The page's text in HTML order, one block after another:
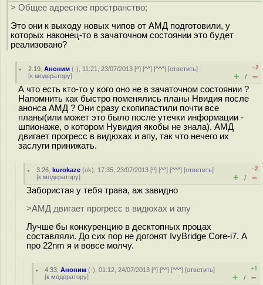
> Общее адресное пространство;
Это они к выходу новых чипов от АМД подготовили, у
которых наконец-то в зачаточном состоянии это будет
реализовано?
2.19 ,Аноним (-), 11:21, 23/07/2013 [^] [^^] [^^^] [ответить]
[к модератору]
–2
+ / –
А что есть кто-то у кого оно не в зачаточном состоянии ?
Напомнить как быстро поменялись планы Нвидия после
анонса АМД ? Они сразу скопипастили почти все
планы(или может это было после утечки информации -
шпионаже, о котором Нувидия якобы не знала). АМД
двигает прогресс в видюхах и апу, так что нечего их
заслуги принижать.
3.26 ,kurokaze (ok), 17:35, 23/07/2013 [^] [^^] [^^^] [ответить]
[к модератору]
–2
+ / –
Забористая у тебя трава, аж завидно
>АМД двигает прогресс в видюхах и апу
Лучше бы конкуренцию в десктопных процах
составляли. До сих пор не догонят IvyBridge Core-i7. А
про 22nm я и вовсе молчу.
4.33 ,Аноним (-), 01:12, 24/07/2013 [^] [^^] [^^^] [ответить]
[к модератору]
+1
+ / –